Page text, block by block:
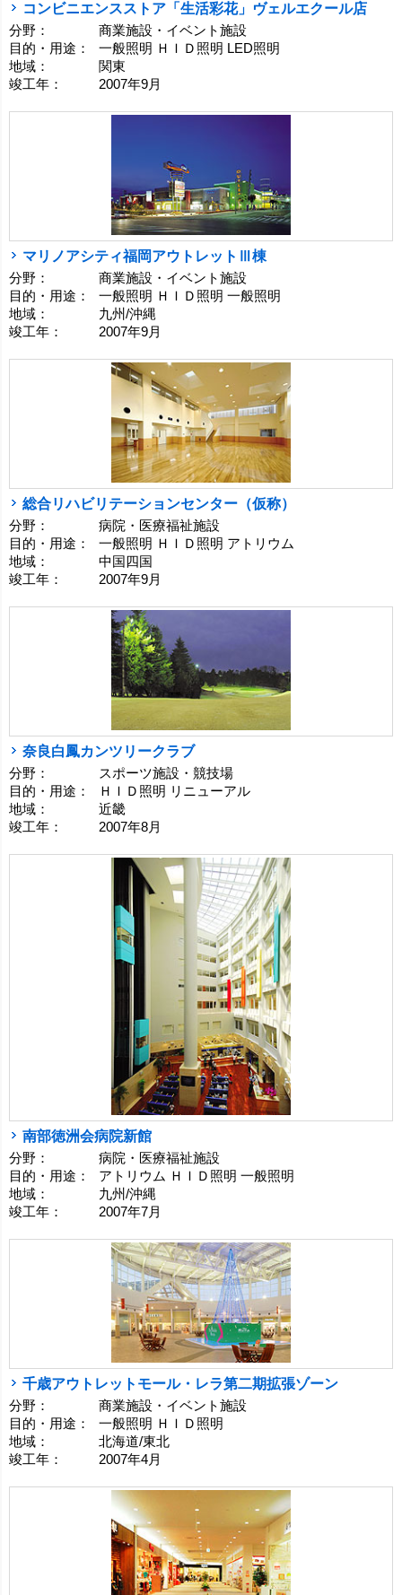
コンビニエンスストア「生活彩花」ヴェルエクール店
分野：
商業施設・イベント施設
目的・用途：
一般照明 ＨＩＤ照明 LED照明
地域：
関東
竣工年：
2007年9月
マリノアシティ福岡アウトレットⅢ棟
分野：
商業施設・イベント施設
目的・用途：
一般照明 ＨＩＤ照明 一般照明
地域：
九州/沖縄
竣工年：
2007年9月
総合リハビリテーションセンター（仮称）
分野：
病院・医療福祉施設
目的・用途：
一般照明 ＨＩＤ照明 アトリウム
地域：
中国四国
竣工年：
2007年9月
奈良白鳳カンツリークラブ
分野：
スポーツ施設・競技場
目的・用途：
ＨＩＤ照明 リニューアル
地域：
近畿
竣工年：
2007年8月
南部徳洲会病院新館
分野：
病院・医療福祉施設
目的・用途：
アトリウム ＨＩＤ照明 一般照明
地域：
九州/沖縄
竣工年：
2007年7月
千歳アウトレットモール・レラ第二期拡張ゾーン
分野：
商業施設・イベント施設
目的・用途：
一般照明 ＨＩＤ照明
地域：
北海道/東北
竣工年：
2007年4月